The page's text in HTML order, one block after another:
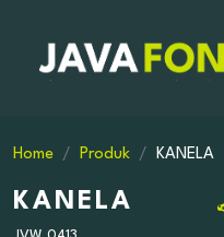
Home Produk KANELA
KANELA